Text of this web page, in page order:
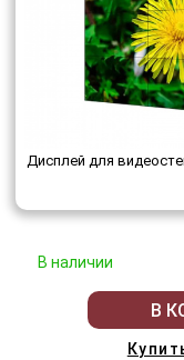
Дисплей для
В наличии
В